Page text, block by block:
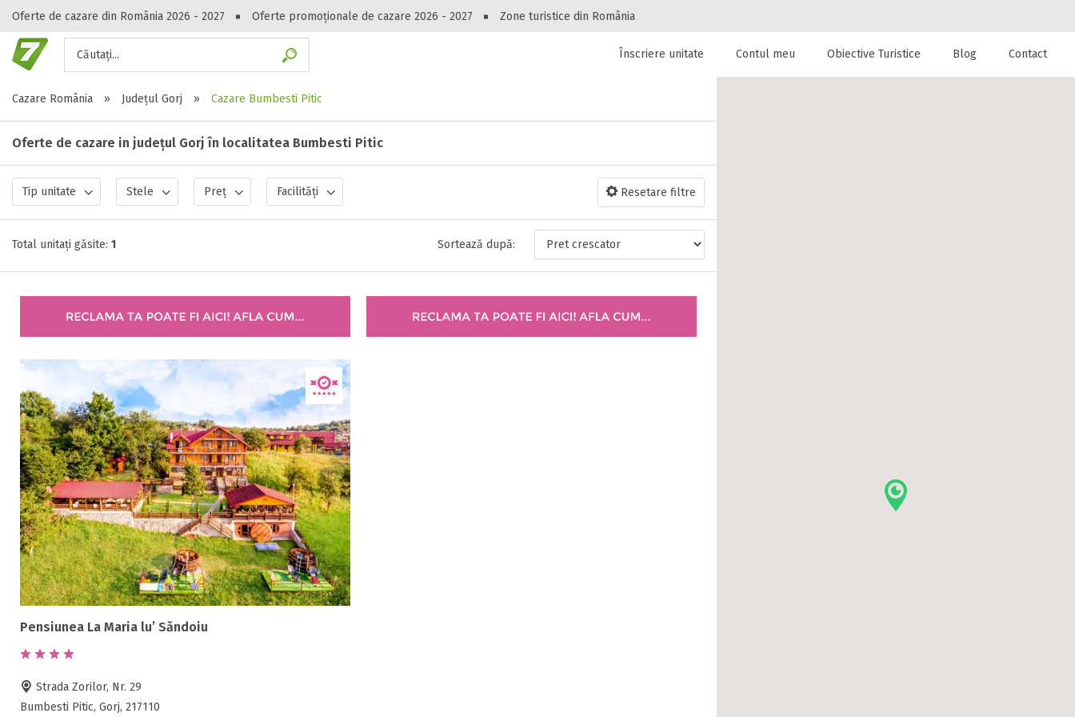
Oferte de cazare din România 2026 - 2027 Oferte promoționale de cazare 2026 - 2027 Zone turistice din România
Căutați...
Peste 10549 oferte de cazare!
Gasești hoteluri, pensiuni, vile, apartamente sau alte unitați de cazare la
Înscriere unitate Contul meu Obiective Turistice Blog Contact
Cazare România
» Județul Gorj » Cazare Bumbesti Pitic
Oferte de cazare in județul Gorj în localitatea Bumbesti Pitic
Tip unitate Stele Preț Facilități Resetare filtre
Total unitați găsite: 1 Sortează după:
Pensiunea La Maria lu’ Săndoiu
Strada Zorilor, Nr. 29
Bumbesti Pitic, Gorj, 217110